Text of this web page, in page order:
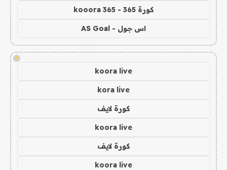
كورة 365 - kooora 365
اس جول - AS Goal
!
koora live
kora live
كورة لايف
koora live
كورة لايف
koora live